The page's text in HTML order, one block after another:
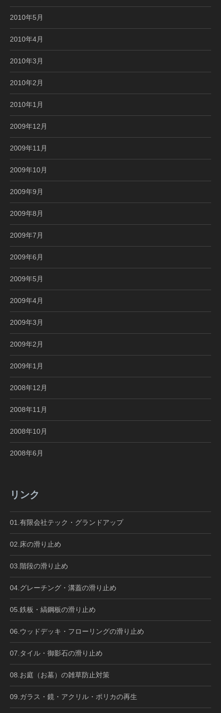
2010年5月
2010年4月
2010年3月
2010年2月
2010年1月
2009年12月
2009年11月
2009年10月
2009年9月
2009年8月
2009年7月
2009年6月
2009年5月
2009年4月
2009年3月
2009年2月
2009年1月
2008年12月
2008年11月
2008年10月
2008年6月
リンク
01.有限会社テック・グランドアップ
02.床の滑り止め
03.階段の滑り止め
04.グレーチング・溝蓋の滑り止め
05.鉄板・縞鋼板の滑り止め
06.ウッドデッキ・フローリングの滑り止め
07.タイル・御影石の滑り止め
08.お庭（お墓）の雑草防止対策
09.ガラス・鏡・アクリル・ポリカの再生